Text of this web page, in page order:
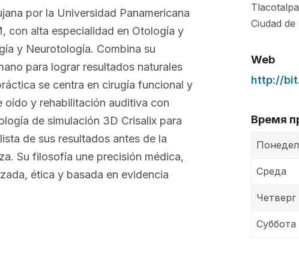
por la Universidad Panamericana
con alta especialidad en Otología y
y Neurotología. Combina su
para lograr resultados naturales
se centra en cirugía funcional y
oído y rehabilitación auditiva con
de simulación 3D Crisalix para
de sus resultados antes de la
Su filosofía une precisión médica,
ética y basada en evidencia
Ciudad
Web
http://
Время
Среда
Четверг
Суббота